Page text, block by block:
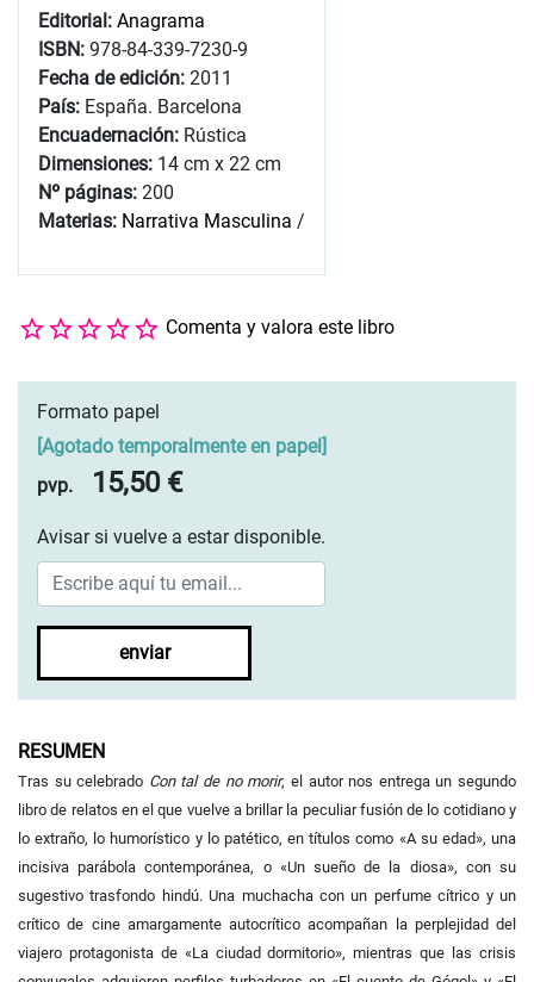
Editorial: Anagrama
ISBN: 978-84-339-7230-9
Fecha de edición: 2011
País: España. Barcelona
Encuadernación: Rústica
Dimensiones: 14 cm x 22 cm
Nº páginas: 200
Materias: Narrativa Masculina /
Comenta y valora este libro
Formato papel
[Agotado temporalmente en papel]
pvp.
15,50 €
Avisar si vuelve a estar disponible.
enviar
RESUMEN
Tras su celebrado Con tal de no morir, el autor nos entrega un segundo
libro de relatos en el que vuelve a brillar la peculiar fusión de lo cotidiano y
lo extraño, lo humorístico y lo patético, en títulos como «A su edad», una
incisiva parábola contemporánea, o «Un sueño de la diosa», con su
sugestivo trasfondo hindú. Una muchacha con un perfume cítrico y un
crítico de cine amargamente autocrítico acompañan la perplejidad del
viajero protagonista de «La ciudad dormitorio», mientras que las crisis